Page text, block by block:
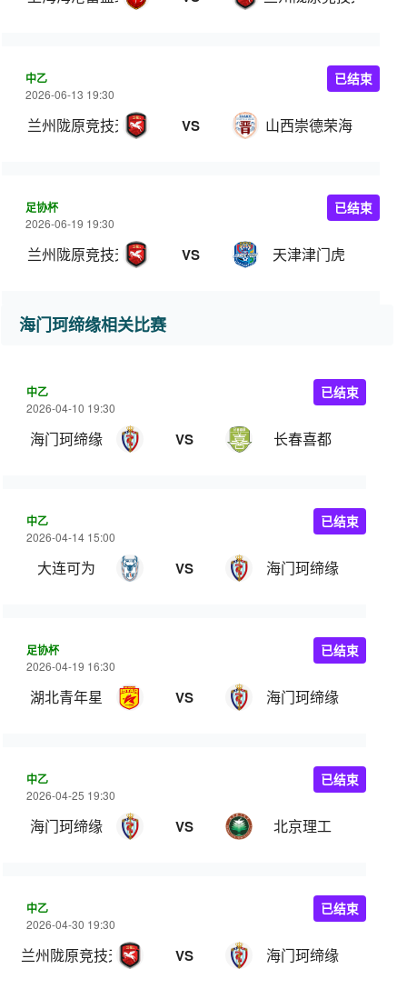
中乙
2026-06-13 19:30
兰州陇原竞技天佑德 VS 山西崇德荣海
已结束
足协杯
2026-06-19 19:30
兰州陇原竞技天佑德 VS 天津津门虎
已结束
海门珂缔缘相关比赛
中乙
2026-04-10 19:30
海门珂缔缘 VS 长春喜都
已结束
中乙
2026-04-14 15:00
大连可为 VS 海门珂缔缘
已结束
足协杯
2026-04-19 16:30
湖北青年星 VS 海门珂缔缘
已结束
中乙
2026-04-25 19:30
海门珂缔缘 VS 北京理工
已结束
中乙
2026-04-30 19:30
兰州陇原竞技天佑德 VS 海门珂缔缘
已结束